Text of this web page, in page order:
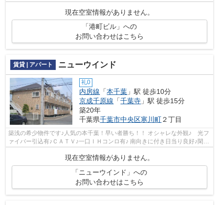
ットと一緒にお引っ越ししたい方にご紹介す...
現在空室情報がありません。
「港町ビル」への
お問い合わせはこちら
賃貸 | アパート ニューウインド
礼0
内房線 「本千葉 」駅 徒歩10分
京成千原線 「千葉寺 」駅 徒歩15分
築20年
千葉県千葉市中央区寒川町２丁目
築浅の希少物件です♪人気の本千葉！早い者勝ち！！ オシャレな外観♪ 光フ
ァイバー引込有♪ＣＡＴＶ♪一口ＩＨコンロ有♪ 南向きに付き日当り良好♪閑静
現在空室情報がありません。
「ニューウインド」への
お問い合わせはこちら